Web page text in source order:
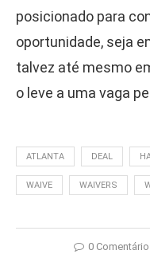
posicionado para
oportunidade, seja
talvez até mesmo
o leve a uma vaga
ATLANTA DEAL
WAIVE WAIVERS
0